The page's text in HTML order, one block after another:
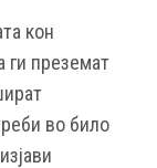
кон
ги преземат
во било